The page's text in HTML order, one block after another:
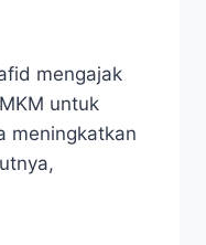
mengajak
untuk
meningkatkan